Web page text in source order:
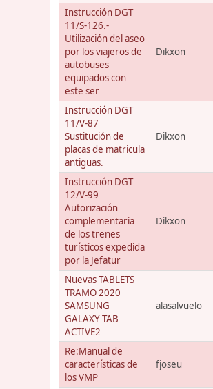
Instrucción DGT
11/S-126.-
Utilización del aseo
por los viajeros de
autobuses
equipados con
este ser
Dikxon
Instrucción DGT
11/V-87
Sustitución de
placas de matricula
antiguas.
Dikxon
Instrucción DGT
12/V-99
Autorización
complementaria
de los trenes
turísticos expedida
por la Jefatur
Dikxon
Nuevas TABLETS
TRAMO 2020
SAMSUNG
GALAXY TAB
ACTIVE2
alasalvuelo
Re:Manual de
características de
los VMP
fjoseu